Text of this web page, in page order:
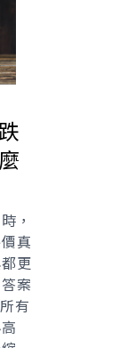
，
真
更
案
有